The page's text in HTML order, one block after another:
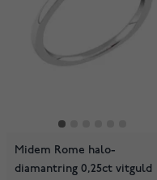
Midem Rome halo-
diamantring 0,25ct vitguld